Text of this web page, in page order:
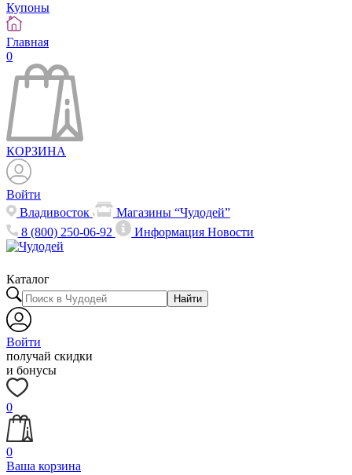
Купоны
Главная
0
КОРЗИНА
Войти
Владивосток
Магазины “Чудодей”
8 (800) 250-06-92
ИнформацияНовости
Каталог
Найти
Войти
получай скидки
и бонусы
0
0
Ваша корзина